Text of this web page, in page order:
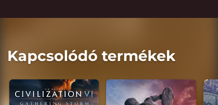
Kapcsolódó termékek